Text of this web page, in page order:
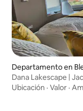
Departamento en
Dana Lakescape |
Ubicación · Valor ·